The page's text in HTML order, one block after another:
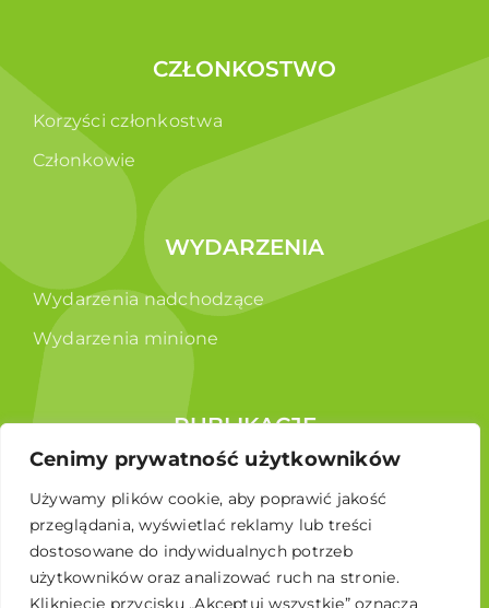
Cenimy prywatność użytkowników
Używamy plików cookie, aby poprawić jakość
przeglądania, wyświetlać reklamy lub treści
dostosowane do indywidualnych potrzeb
użytkowników oraz analizować ruch na stronie.
Kliknięcie przycisku „Akceptuj wszystkie” oznacza
CZŁONKOSTWO
Korzyści członkostwa
Członkowie
WYDARZENIA
Wydarzenia nadchodzące
Wydarzenia minione
PUBLIKACJE
Raporty
Broszura edukacyjna